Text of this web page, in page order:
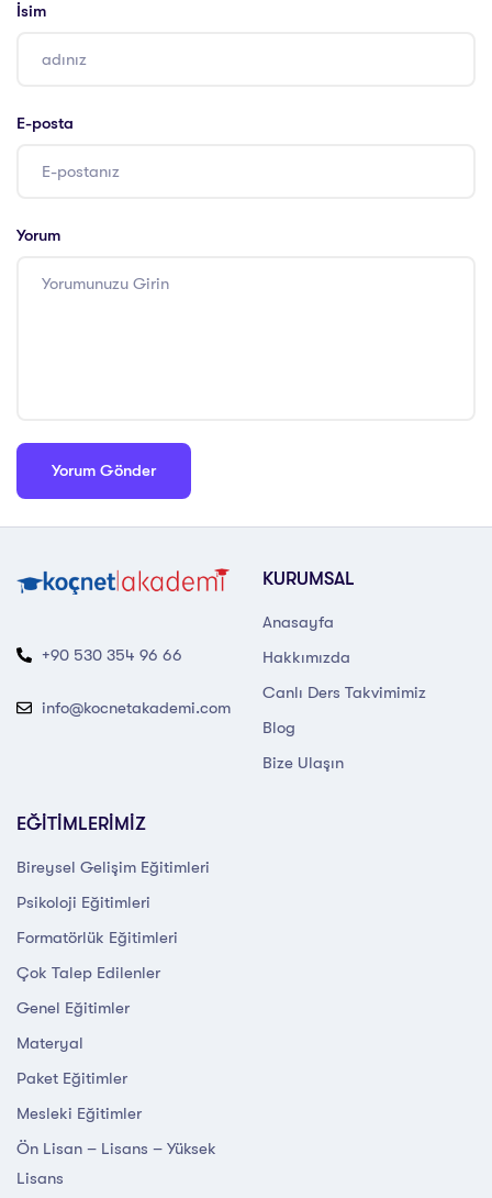
İsim
E-posta
Yorum
+90 530 354 96 66
info@kocnetakademi.com
KURUMSAL
Anasayfa
Hakkımızda
Canlı Ders Takvimimiz
Blog
Bize Ulaşın
EĞİTİMLERİMİZ
Bireysel Gelişim Eğitimleri
Psikoloji Eğitimleri
Formatörlük Eğitimleri
Çok Talep Edilenler
Genel Eğitimler
Materyal
Paket Eğitimler
Mesleki Eğitimler
Ön Lisan – Lisans – Yüksek
Lisans